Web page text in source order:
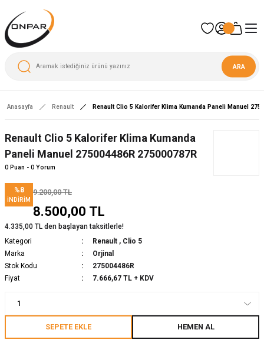
ARA
Anasayfa Renault Renault Clio 5 Kalorifer Klima Kumanda Paneli Manuel
Renault Clio 5 Kalorifer Klima Kumanda
Paneli Manuel 275004486R 275000787R
0 Puan - 0 Yorum
%8
İNDIRIM
9.200,00 TL
8.500,00 TL
4.335,00 TL den başlayan taksitlerle!
Kategori
Renault , Clio 5
Marka
Orjinal
Stok Kodu
275004486R
Fiyat
7.666,67 TL + KDV
SEPETE EKLE HEMEN AL